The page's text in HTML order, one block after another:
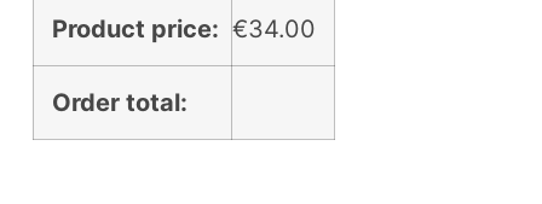
Product price: €34.00
Order total: